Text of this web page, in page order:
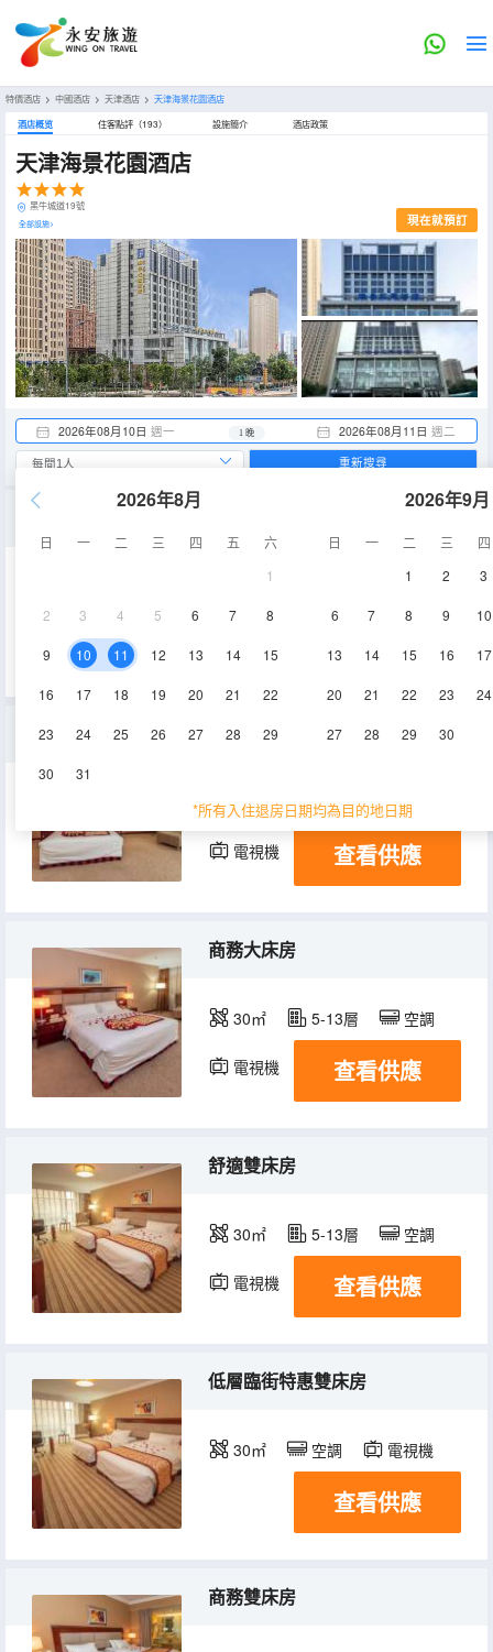
特價酒店 > 中國酒店 > 天津酒店 > 天津海景花園酒店
酒店概览 住客點評（193） 設施簡介 酒店政策
天津海景花園酒店
黑牛城道19號
全部設施> 現在就預訂
2026年08月10日 週一 2026年08月11日 週二
1 晚
2026年8月
日 一 二 三 四 五
六
1
2 3 4 5 6 7 8
9 10 11 12 13 14 15
16 17 18 19 20 21 22
23 24 25 26 27 28 29
30 31
2026年9月
日 一 二 三
四
1
2 3
6 7 8 9 10
13 14 15 16 17
20 21 22 23 24
27 28 29 30
*所有入住退房日期均為目的地日期
重新搜尋
空調
普通套房
60㎡ 5-13層 空調
電視機 查看供應
商務大床房
30㎡ 5-13層 空調
電視機 查看供應
舒適雙床房
30㎡ 5-13層 空調
電視機 查看供應
低層臨街特惠雙床房
30㎡ 空調 電視機
查看供應
商務雙床房